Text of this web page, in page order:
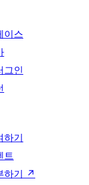
이스
그인
하기
트
하기 ↗